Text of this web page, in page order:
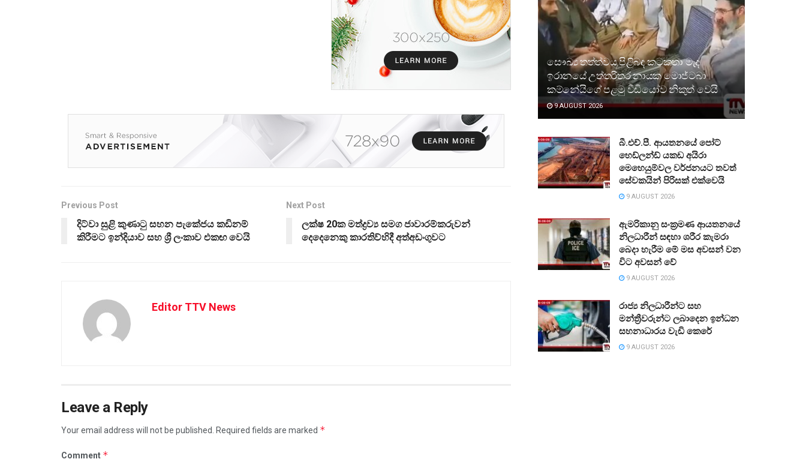
Previous Post
දිට්වා සුළි කුණාටු සහන පැකේජය කඩිනම්
කිරීමට ඉන්දියාව සහ ශ්‍රී ලංකාව එකඟ වෙයි
Next Post
ලක්ෂ 20ක මත්ද්‍රව්‍ය සමග ජාවාරම්කරුවන්
දෙදෙනෙකු කාරතිව්හිදී අත්අඩංගුවට
Editor TTV News
Leave a Reply
Your email address will not be published. Required fields are marked *
Comment *
සෞඛ්‍ය තත්ත්වය පිළිබඳ කටකතා මැද
ඉරානයේ උත්තරීතර නායක මොජ්ටබා
කම්නේයිගේ පළමු වීඩියෝව නිකුත් වෙයි
9 AUGUST 2026
බී.එච්.පී. ආයතනයේ පෝට්
හෙඩ්ලන්ඩ් යකඩ අයිරා
මෙහෙයුම්වල වර්ජනයට තවත්
සේවකයින් පිරිසක් එක්වෙයි
9 AUGUST 2026
ඇමරිකානු සංක්‍රමණ ආයතනයේ
නිලධාරීන් සඳහා ශරීර කැමරා
බෙදා හැරීම මේ මස අවසන් වන
විට අවසන් වේ
9 AUGUST 2026
රාජ්‍ය නිලධාරීන්ට සහ
මන්ත්‍රීවරුන්ට ලබාදෙන ඉන්ධන
සහනාධාරය වැඩි කෙරේ
9 AUGUST 2026